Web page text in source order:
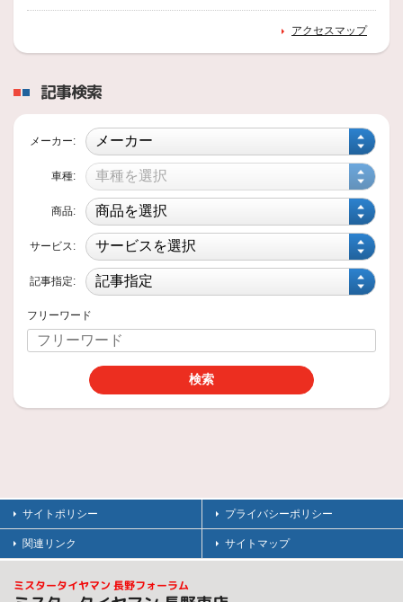
2024年9月1日
スタッドレスタイヤ予約受付始まりまし
た
皆様いつもご閲覧ありがとうございます。暑さも少し弱まり夏も終わりに近づいて、秋がもうじき訪れてきそうな朝晩の涼しさですね。
2024年8月23日
技術・サービス
技術・サービス
働く車のタイヤ交換
いつもスタッフ日記をご覧頂きありがとうございます 本日
アクセスマップ
記事検索
メーカー:
車種:
商品:
サービス:
記事指定:
フリーワード
サイトポリシー プライバシーポリシー
関連リンク サイトマップ
ミスタータイヤマン 長野フォーラム